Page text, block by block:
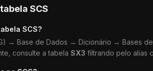
SCS
SCS?
→ Base de Dados → Dicionário → Bases
consulte a tabela SX3 filtrando pelo alias